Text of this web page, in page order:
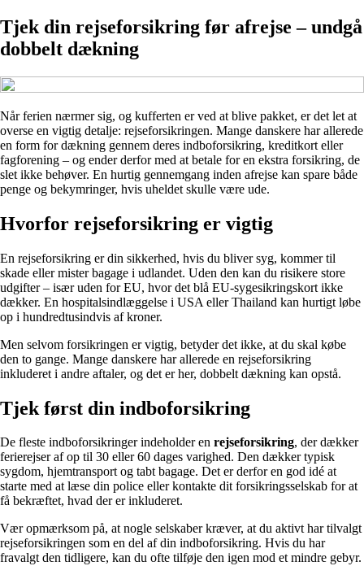
Tjek din rejseforsikring før afrejse – undgå
dobbelt dækning
Når ferien nærmer sig, og kufferten er ved at blive pakket, er det let at
overse en vigtig detalje: rejseforsikringen. Mange danskere har allerede
en form for dækning gennem deres indboforsikring, kreditkort eller
fagforening – og ender derfor med at betale for en ekstra forsikring, de
slet ikke behøver. En hurtig gennemgang inden afrejse kan spare både
penge og bekymringer, hvis uheldet skulle være ude.
Hvorfor rejseforsikring er vigtig
En rejseforsikring er din sikkerhed, hvis du bliver syg, kommer til
skade eller mister bagage i udlandet. Uden den kan du risikere store
udgifter – især uden for EU, hvor det blå EU-sygesikringskort ikke
dækker. En hospitalsindlæggelse i USA eller Thailand kan hurtigt løbe
op i hundredtusindvis af kroner.
Men selvom forsikringen er vigtig, betyder det ikke, at du skal købe
den to gange. Mange danskere har allerede en rejseforsikring
inkluderet i andre aftaler, og det er her, dobbelt dækning kan opstå.
Tjek først din indboforsikring
De fleste indboforsikringer indeholder en rejseforsikring, der dækker
ferierejser af op til 30 eller 60 dages varighed. Den dækker typisk
sygdom, hjemtransport og tabt bagage. Det er derfor en god idé at
starte med at læse din police eller kontakte dit forsikringsselskab for at
få bekræftet, hvad der er inkluderet.
Vær opmærksom på, at nogle selskaber kræver, at du aktivt har tilvalgt
rejseforsikringen som en del af din indboforsikring. Hvis du har
fravalgt den tidligere, kan du ofte tilføje den igen mod et mindre gebyr.